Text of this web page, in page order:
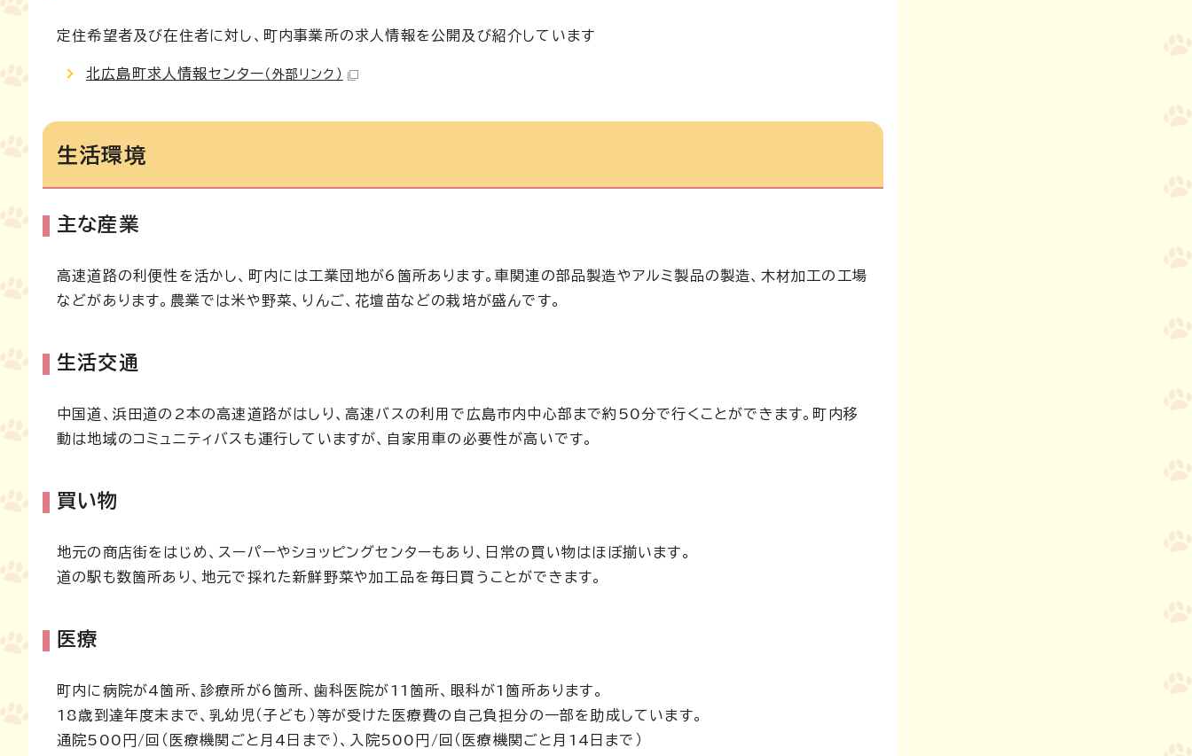
定住希望者及び在住者に対し、町内事業所の求人情報を公開及び紹介しています
北広島町求人情報センター （外部リンク）
生活環境
主な産業
高速道路の利便性を活かし、町内には工業団地が6箇所あります。車関連の部品製造やアルミ製品の製造、木材加工の工場
などがあります。農業では米や野菜、りんご、花壇苗などの栽培が盛んです。
生活交通
中国道、浜田道の2本の高速道路がはしり、高速バスの利用で広島市内中心部まで約50分で行くことができます。町内移
動は地域のコミュニティバスも運行していますが、自家用車の必要性が高いです。
買い物
地元の商店街をはじめ、スーパーやショッピングセンターもあり、日常の買い物はほぼ揃います。
道の駅も数箇所あり、地元で採れた新鮮野菜や加工品を毎日買うことができます。
医療
町内に病院が4箇所、診療所が6箇所、歯科医院が11箇所、眼科が1箇所あります。
18歳到達年度末まで、乳幼児（子ども）等が受けた医療費の自己負担分の一部を助成しています。
通院500円/回（医療機関ごと月4日まで）、入院500円/回（医療機関ごと月14日まで）